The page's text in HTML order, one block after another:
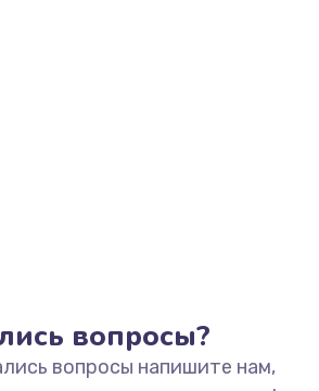
Pемонт карбюратора
вопросы?
вопросы напишите нам,